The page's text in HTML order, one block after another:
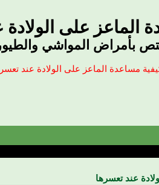
الماعز على الولادة
بأمراض المواشي
مساعدة الماعز على الولادة عند
عند تعسرها